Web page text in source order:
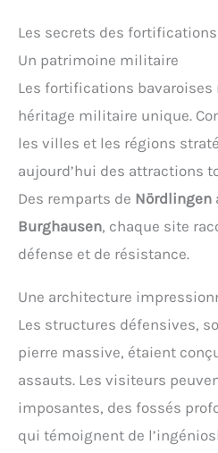
Les secrets des
Un patrimoine militaire
Les fortifications bavaroises
héritage militaire unique.
les villes et les régions
aujourd’hui des attractions
Des remparts de Nördlingen
Burghausen, chaque site
défense et de résistance.
Une architecture
Les structures défensives,
pierre massive, étaient
assauts. Les visiteurs
imposantes, des fossés
qui témoignent de